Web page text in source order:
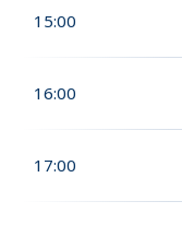
15:00
16:00
17:00